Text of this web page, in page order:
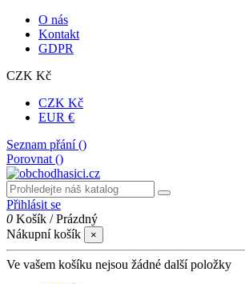
O nás
Kontakt
GDPR
CZK Kč
CZK Kč
EUR €
Seznam přání ()
Porovnat ()
Přihlásit se
0 Košík /Prázdný
Nákupní košík
×
Ve vašem košíku nejsou žádné další položky